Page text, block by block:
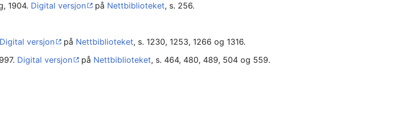
1904. Digital versjon på Nettbiblioteket, s. 256.
Digital versjon på Nettbiblioteket, s. 1230, 1253, 1266 og 1316.
Digital versjon på Nettbiblioteket, s. 464, 480, 489, 504 og 559.